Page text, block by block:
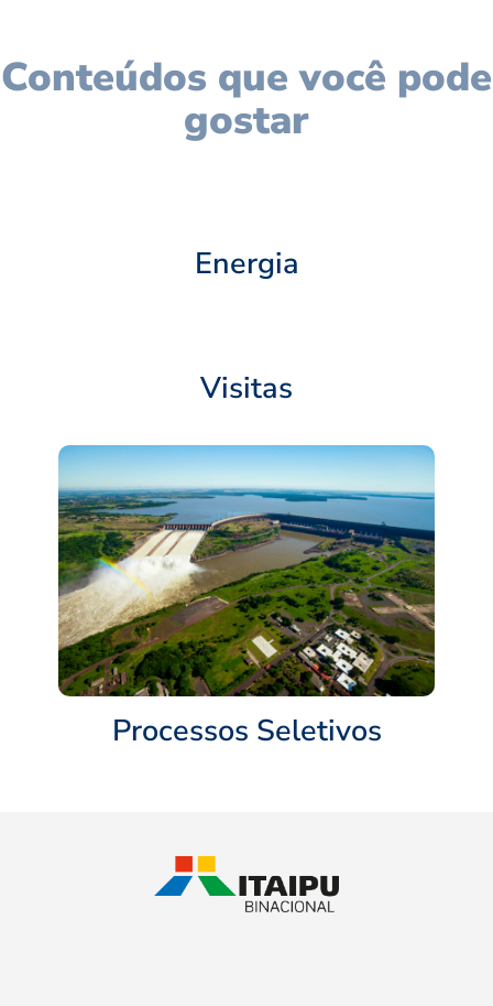
Conteúdos que você pode
gostar
Energia
Visitas
Processos Seletivos